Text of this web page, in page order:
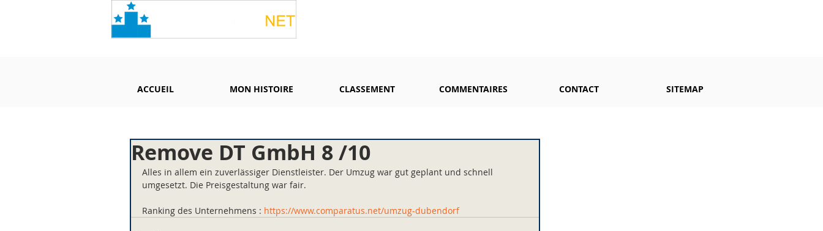
ACCUEIL MON HISTOIRE CLASSEMENT COMMENTAIRES CONTACT SITEMAP
Remove DT GmbH 8 /10
Alles in allem ein zuverlässiger Dienstleister. Der Umzug war gut geplant und schnell
umgesetzt. Die Preisgestaltung war fair.
Ranking des Unternehmens : https://www.comparatus.net/umzug-dubendorf